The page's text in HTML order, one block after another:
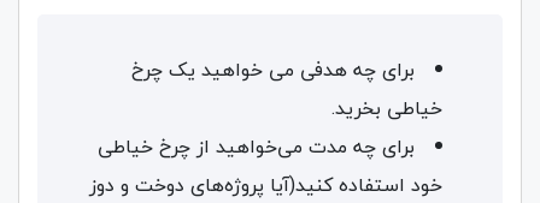
برای چه هدفی می خواهید یک چرخ
خیاطی بخرید.
برای چه مدت می‌خواهید از چرخ خیاطی
خود استفاده کنید(آیا پروژه‌های دوخت و دوز